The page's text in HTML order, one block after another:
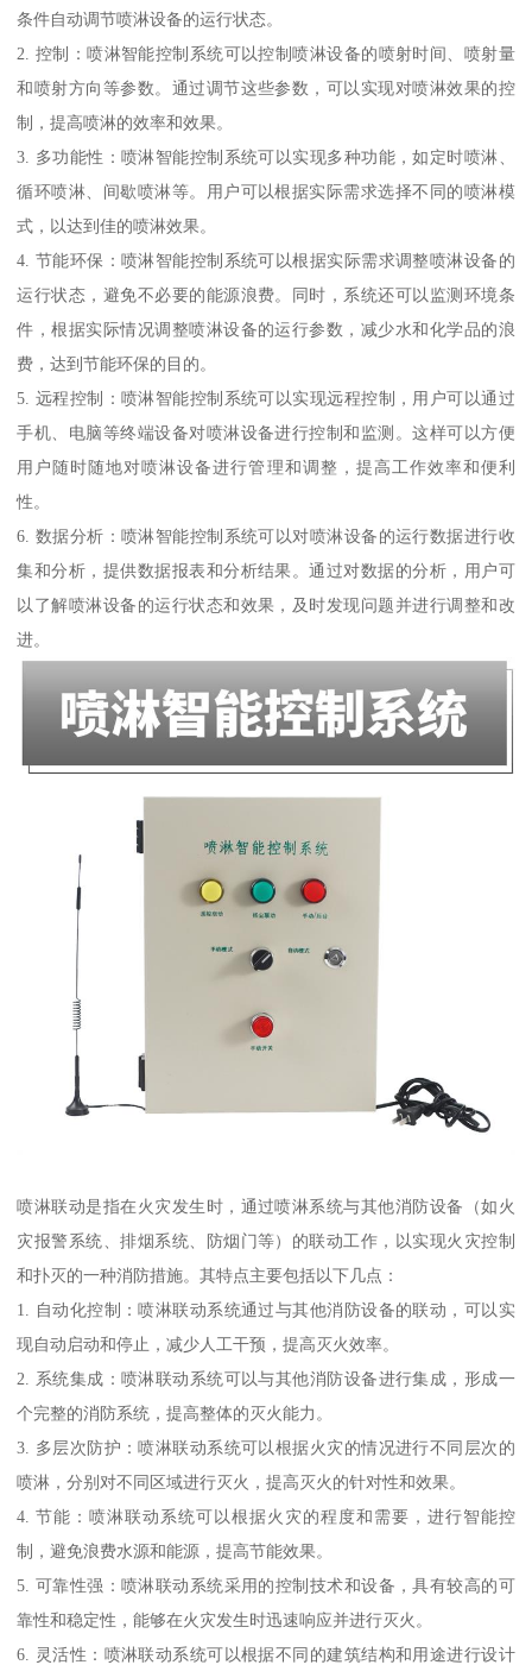
条件自动调节喷淋设备的运行状态。
2. 控制：喷淋智能控制系统可以控制喷淋设备的喷射时间、喷射量
和喷射方向等参数。通过调节这些参数，可以实现对喷淋效果的控
制，提高喷淋的效率和效果。
3. 多功能性：喷淋智能控制系统可以实现多种功能，如定时喷淋、
循环喷淋、间歇喷淋等。用户可以根据实际需求选择不同的喷淋模
式，以达到佳的喷淋效果。
4. 节能环保：喷淋智能控制系统可以根据实际需求调整喷淋设备的
运行状态，避免不必要的能源浪费。同时，系统还可以监测环境条
件，根据实际情况调整喷淋设备的运行参数，减少水和化学品的浪
费，达到节能环保的目的。
5. 远程控制：喷淋智能控制系统可以实现远程控制，用户可以通过
手机、电脑等终端设备对喷淋设备进行控制和监测。这样可以方便
用户随时随地对喷淋设备进行管理和调整，提高工作效率和便利
性。
6. 数据分析：喷淋智能控制系统可以对喷淋设备的运行数据进行收
集和分析，提供数据报表和分析结果。通过对数据的分析，用户可
以了解喷淋设备的运行状态和效果，及时发现问题并进行调整和改
进。
喷淋联动是指在火灾发生时，通过喷淋系统与其他消防设备（如火
灾报警系统、排烟系统、防烟门等）的联动工作，以实现火灾控制
和扑灭的一种消防措施。其特点主要包括以下几点：
1. 自动化控制：喷淋联动系统通过与其他消防设备的联动，可以实
现自动启动和停止，减少人工干预，提高灭火效率。
2. 系统集成：喷淋联动系统可以与其他消防设备进行集成，形成一
个完整的消防系统，提高整体的灭火能力。
3. 多层次防护：喷淋联动系统可以根据火灾的情况进行不同层次的
喷淋，分别对不同区域进行灭火，提高灭火的针对性和效果。
4. 节能：喷淋联动系统可以根据火灾的程度和需要，进行智能控
制，避免浪费水源和能源，提高节能效果。
5. 可靠性强：喷淋联动系统采用的控制技术和设备，具有较高的可
靠性和稳定性，能够在火灾发生时迅速响应并进行灭火。
6. 灵活性：喷淋联动系统可以根据不同的建筑结构和用途进行设计